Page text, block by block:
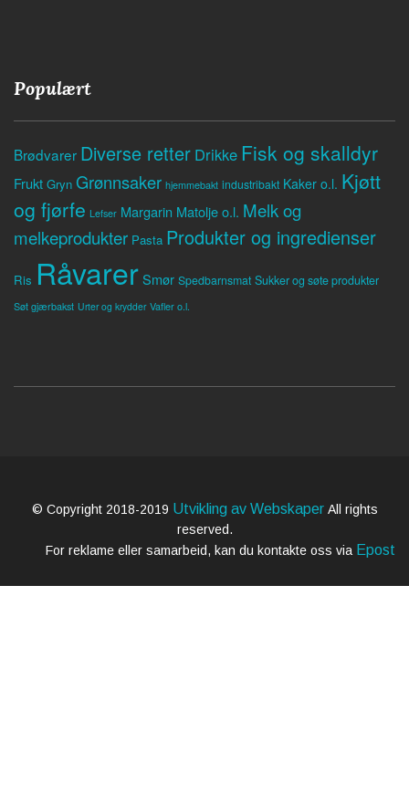
Populært
Brødvarer Diverse retter Drikke Fisk og skalldyr
Frukt Gryn Grønnsaker hjemmebakt industribakt Kaker o.l. Kjøtt
og fjørfe Lefser Margarin Matolje o.l. Melk og
melkeprodukter Pasta Produkter og ingredienser
Ris RåvarerSmør Spedbarnsmat Sukker og søte produkter
Søt gjærbakst Urter og krydder Vafler o.l.
© Copyright 2018-2019 Utvikling av Webskaper All rights
reserved.
For reklame eller samarbeid, kan du kontakte oss via Epost